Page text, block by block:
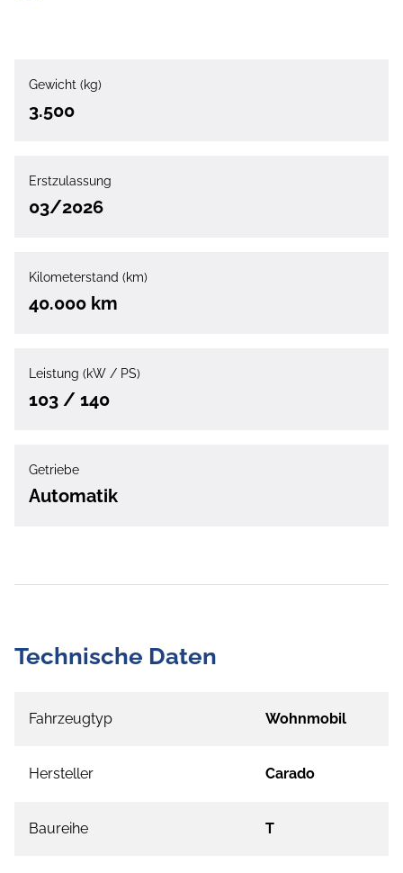
Gewicht (kg)
3.500
Erstzulassung
03/2026
Kilometerstand (km)
40.000 km
Leistung (kW / PS)
103 / 140
Getriebe
Automatik
Technische Daten
Fahrzeugtyp Wohnmobil
Hersteller Carado
Baureihe T